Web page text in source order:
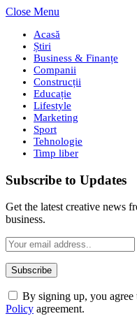
Close Menu
Acasă
Știri
Business & Finanțe
Companii
Construcții
Educație
Lifestyle
Marketing
Sport
Tehnologie
Timp liber
Subscribe to Updates
Get the latest creative news
business.
By signing up, you agree
Policy agreement.